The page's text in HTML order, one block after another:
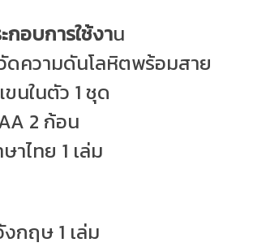
อบการใช้งาน
ดความดันโลหิตพร้อมสาย
นในตัว 1 ชุด
2 ก้อน
าไทย 1 เล่ม
กฤษ 1 เล่ม